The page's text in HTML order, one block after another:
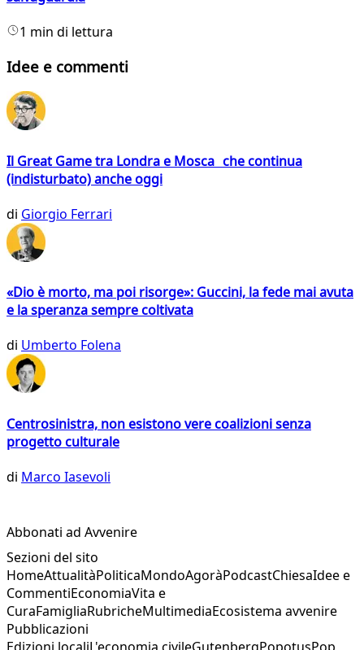
1 min di lettura
Idee e commenti
Il Great Game tra Londra e Mosca che continua
(indisturbato) anche oggi
di Giorgio Ferrari
«Dio è morto, ma poi risorge»: Guccini, la fede mai avuta
e la speranza sempre coltivata
di Umberto Folena
Centrosinistra, non esistono vere coalizioni senza
progetto culturale
di Marco Iasevoli
Abbonati ad Avvenire
Sezioni del sito
HomeAttualitàPoliticaMondoAgoràPodcastChiesaIdee e
CommentiEconomiaVita e
CuraFamigliaRubricheMultimediaEcosistema avvenire
Pubblicazioni